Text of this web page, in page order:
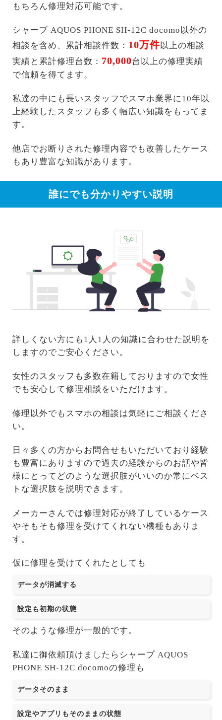
もちろん修理対応可能です。
シャープ AQUOS PHONE SH-12C docomo以外の
相談を含め、累計相談件数： 10万件以上の相談
実績と累計修理台数： 70,000台以上の修理実績
で信頼を得てます。
私達の中にも長いスタッフでスマホ業界に10年以
上経験したスタッフも多く幅広い知識をもってま
す。
他店でお断りされた修理内容でも改善したケース
もあり豊富な知識があります。
誰にでも分かりやすい説明
詳しくない方にも1人1人の知識に合わせた説明を
しますのでご安心ください。
女性のスタッフも多数在籍しておりますので女性
でも安心して修理相談をいただけます。
修理以外でもスマホの相談は気軽にご相談くださ
い。
日々多くの方からお問合せもいただいており経験
も豊富にありますので過去の経験からのお話や皆
様にとってどのような選択肢がいいのか常にベス
トな選択肢を説明できます。
メーカーさんでは修理対応が終了しているケース
やそもそも修理を受けてくれない機種もありま
す。
仮に修理を受けてくれたとしても
データが消滅する
設定も初期の状態
そのような修理が一般的です。
私達に御依頼頂けましたらシャープ AQUOS
PHONE SH-12C docomoの修理も
データそのまま
設定やアプリもそのままの状態